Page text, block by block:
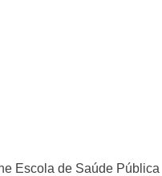
Escola de Saúde Pública